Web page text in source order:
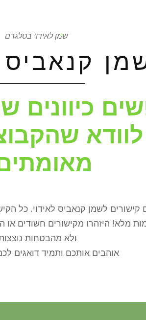
שמן לאידוי בטלגרם
קנאביס
כיוונים
קישורים לשמן קנאביס לאידוי. כל
מלא! היזהרו מקישורים חשודים או
ולא מהבטחות
אוהבים אותכם ותמיד דואגים